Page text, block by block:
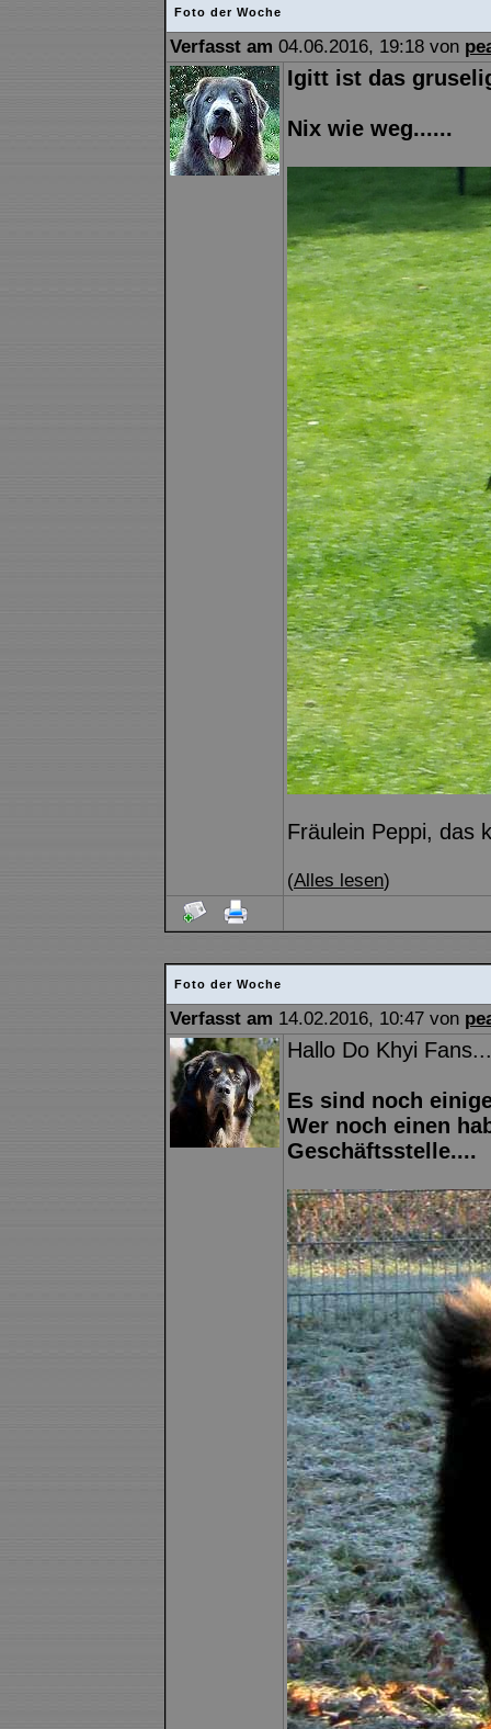
Foto der Woche
Verfasst am 04.06.2016, 19:18 von
Igitt ist das
Nix wie weg......
Fräulein Peppi, das
(Alles lesen)
Foto der Woche
Verfasst am 14.02.2016, 10:47 von
Hallo Do Khyi Fans...
Es sind noch
Wer noch einen
Geschäftsstelle....